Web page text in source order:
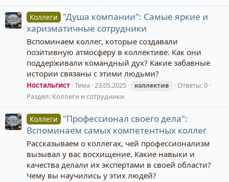
Коллеги
"Душа компании": Самые яркие и
харизматичные сотрудники
Вспоминаем коллег, которые создавали
позитивную атмосферу в коллективе. Как они
поддерживали командный дух? Какие забавные
истории связаны с этими людьми?
Ностальгист Тема 23.05.2025 коллектив
Ответы: 0
Раздел: Коллеги и сотрудники
Коллеги
"Профессионал своего дела":
Вспоминаем самых компетентных коллег
Рассказываем о коллегах, чей профессионализм
вызывал у вас восхищение. Какие навыки и
качества делали их экспертами в своей области?
Чему вы научились у этих людей?